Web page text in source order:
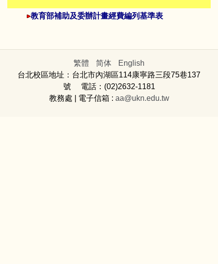
教育部補助及委辦計畫經費編列基準表
繁體 简体
English
台北校區地址：台北市內湖區114康寧路三段75巷137
號 電話：(02)2632-1181
教務處 | 電子信箱 : aa@ukn.edu.tw